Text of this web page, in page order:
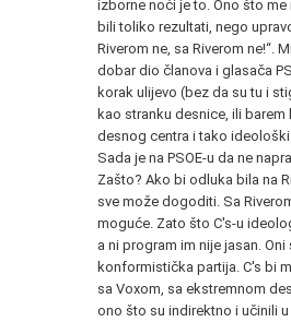
izborne noći je to. Ono što me
bili toliko rezultati, nego
Riverom ne, sa Riverom ne!“.
dobar dio članova i glasača
korak ulijevo (bez da su tu i
kao stranku desnice, ili barem
desnog centra i tako ideološki
Sada je na PSOE-u da ne
Zašto? Ako bi odluka bila na
sve može dogoditi. Sa
moguće. Zato što C's-u
a ni program im nije jasan. Oni
konformistička partija. C's bi
sa Voxom, sa ekstremnom
ono što su indirektno i učinili